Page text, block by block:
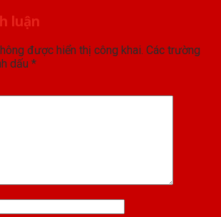
luận
được hiển thị công khai. Các trường
dấu *